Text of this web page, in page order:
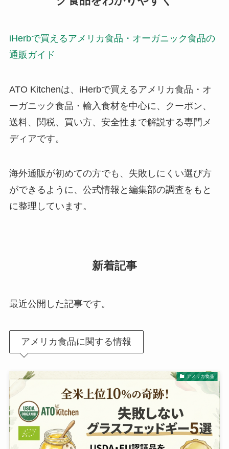
iHerbで買えるアメリカ食品・オーガニック食品の
通販ガイド
ATO Kitchenは、iHerbで買えるアメリカ食品・オ
ーガニック食品・輸入食材を中心に、クーポン、
送料、関税、買い方、安全性まで解説する専門メ
ディアです。
海外通販が初めての方でも、失敗しにくい選び方
ができるように、公式情報と編集部の調査をもと
に整理しています。
新着記事
最近公開した記事です。
アメリカ食品に関する情報
アメリカ食品